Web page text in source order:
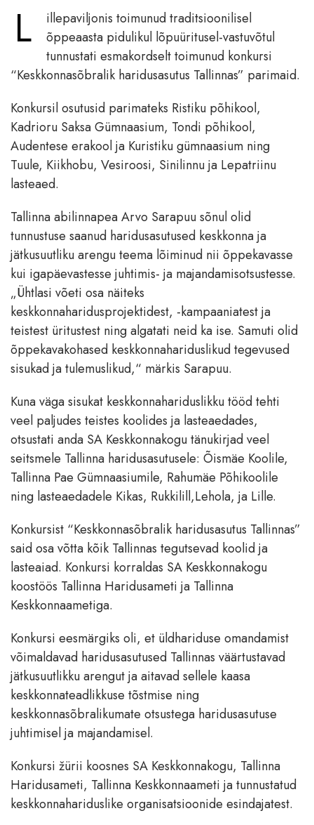
L
illepaviljonis toimunud traditsioonilisel
õppeaasta pidulikul lõpuüritusel-vastuvõtul
tunnustati esmakordselt toimunud konkursi
“Keskkonnasõbralik haridusasutus Tallinnas” parimaid.
Konkursil osutusid parimateks Ristiku põhikool,
Kadrioru Saksa Gümnaasium, Tondi põhikool,
Audentese erakool ja Kuristiku gümnaasium ning
Tuule, Kiikhobu, Vesiroosi, Sinilinnu ja Lepatriinu
lasteaed.
Tallinna abilinnapea Arvo Sarapuu sõnul olid
tunnustuse saanud haridusasutused keskkonna ja
jätkusuutliku arengu teema lõiminud nii õppekavasse
kui igapäevastesse juhtimis- ja majandamisotsustesse.
„Ühtlasi võeti osa näiteks
keskkonnaharidusprojektidest, -kampaaniatest ja
teistest üritustest ning algatati neid ka ise. Samuti olid
õppekavakohased keskkonnahariduslikud tegevused
sisukad ja tulemuslikud,“ märkis Sarapuu.
Kuna väga sisukat keskkonnahariduslikku tööd tehti
veel paljudes teistes koolides ja lasteaedades,
otsustati anda SA Keskkonnakogu tänukirjad veel
seitsmele Tallinna haridusasutusele: Õismäe Koolile,
Tallinna Pae Gümnaasiumile, Rahumäe Põhikoolile
ning lasteaedadele Kikas, Rukkilill,Lehola, ja Lille.
Konkursist “Keskkonnasõbralik haridusasutus Tallinnas”
said osa võtta kõik Tallinnas tegutsevad koolid ja
lasteaiad. Konkursi korraldas SA Keskkonnakogu
koostöös Tallinna Haridusameti ja Tallinna
Keskkonnaametiga.
Konkursi eesmärgiks oli, et üldhariduse omandamist
võimaldavad haridusasutused Tallinnas väärtustavad
jätkusuutlikku arengut ja aitavad sellele kaasa
keskkonnateadlikkuse tõstmise ning
keskkonnasõbralikumate otsustega haridusasutuse
juhtimisel ja majandamisel.
Konkursi žürii koosnes SA Keskkonnakogu, Tallinna
Haridusameti, Tallinna Keskkonnaameti ja tunnustatud
keskkonnahariduslike organisatsioonide esindajatest.